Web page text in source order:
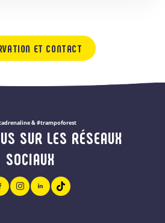
ET CONTACT
& #trampoforest
SUR LES RÉSEAUX
SOCIAUX